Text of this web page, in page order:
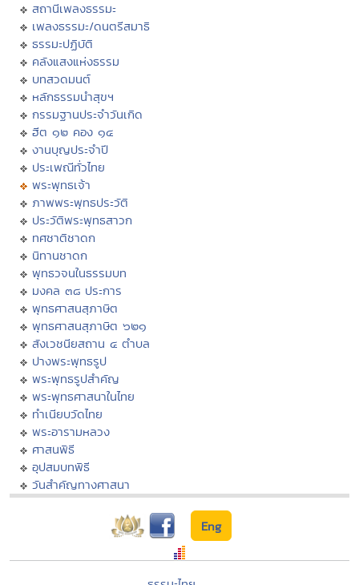
สถานีเพลงธรรมะ
เพลงธรรมะ/ดนตรีสมาธิ
ธรรมะปฏิบัติ
คลังแสงแห่งธรรม
บทสวดมนต์
หลักธรรมนำสุขฯ
กรรมฐานประจำวันเกิด
ฮีต ๑๒ คอง ๑๔
งานบุญประจำปี
ประเพณีทั่วไทย
พระพุทธเจ้า
ภาพพระพุทธประวัติ
ประวัติพระพุทธสาวก
ทศชาติชาดก
นิทานชาดก
พุทธวจนในธรรมบท
มงคล ๓๘ ประการ
พุทธศาสนสุภาษิต
พุทธศาสนสุภาษิต ๖๒๑
สังเวชนียสถาน ๔ ตำบล
ปางพระพุทธรูป
พระพุทธรูปสำคัญ
พระพุทธศาสนาในไทย
ทำเนียบวัดไทย
พระอารามหลวง
ศาสนพิธี
อุปสมบทพิธี
วันสำคัญทางศาสนา
Eng